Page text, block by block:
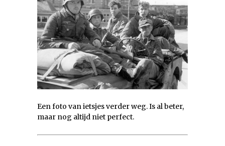
Een foto van ietsjes verder weg. Is al beter,
maar nog altijd niet perfect.